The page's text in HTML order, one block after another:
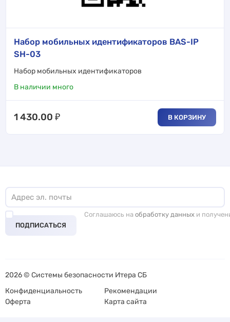
Набор мобильных идентификаторов BAS-IP
SH-03
Набор мобильных идентификаторов
В наличии много
1 430.00 ₽ В КОРЗИНУ
ПОДПИСАТЬСЯ
Соглашаюсь на обработку данных и
2026 © Системы безопасности Итера СБ
Конфиденциальность
Рекомендации
Оферта
Карта сайта